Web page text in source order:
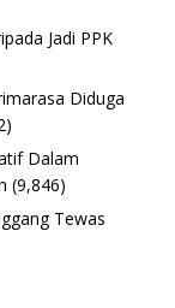
Jadi PPK
Diduga
Dalam
(9,846)
Tewas